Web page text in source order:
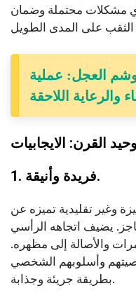
مشكلات محتملة وضمان
العجل: عملية
والرعاية اللاحقة
1. فريدة وأنيقة.
وغير تقليدية تميزه عن
يضيف اتجاهه الرأسي
والأصالة إلى مظهره.
وأسلوبهم الشخصي
بطريقة جريئة وجذابة.